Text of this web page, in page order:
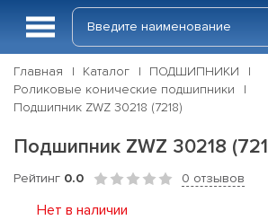
Главная Каталог
ПОДШИПНИКИ
Роликовые конические подшипники
Подшипник ZWZ 30218 (7218)
Подшипник ZWZ 30218
Рейтинг 0.0 0 отзывов
Нет в наличии